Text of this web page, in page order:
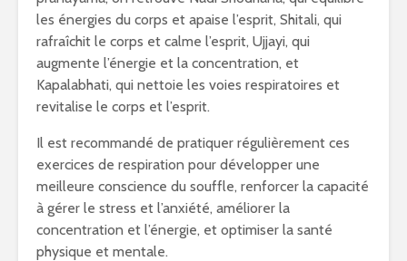
les énergies du corps et apaise l’esprit, Shitali, qui
rafraîchit le corps et calme l’esprit, Ujjayi, qui
augmente l’énergie et la concentration, et
Kapalabhati, qui nettoie les voies respiratoires et
revitalise le corps et l’esprit.
Il est recommandé de pratiquer régulièrement ces
exercices de respiration pour développer une
meilleure conscience du souffle, renforcer la capacité
à gérer le stress et l’anxiété, améliorer la
concentration et l’énergie, et optimiser la santé
physique et mentale.